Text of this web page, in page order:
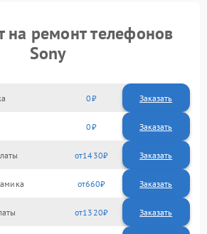
на ремонт телефонов
Sony
0 Заказать
0 Заказать
1430
660
1320